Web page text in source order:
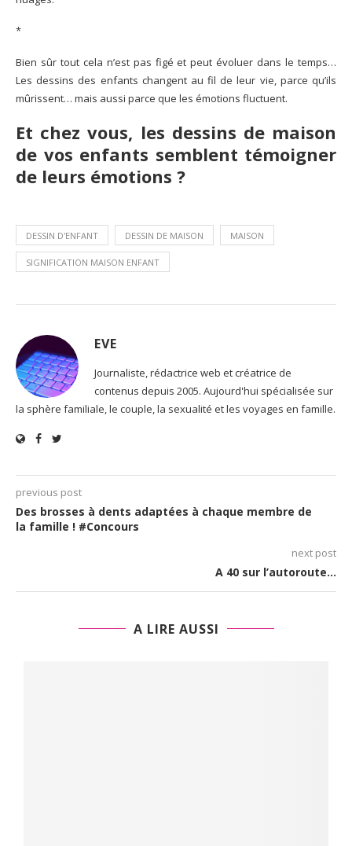
*
Bien sûr tout cela n’est pas figé et peut évoluer dans le temps…
Les dessins des enfants changent au fil de leur vie, parce qu’ils
mûrissent… mais aussi parce que les émotions fluctuent.
Et chez vous, les dessins de maison
de vos enfants semblent témoigner
de leurs émotions ?
DESSIN D'ENFANT DESSIN DE MAISON MAISON
SIGNIFICATION MAISON ENFANT
EVE
Journaliste, rédactrice web et créatrice de
contenus depuis 2005. Aujourd'hui spécialisée sur
la sphère familiale, le couple, la sexualité et les voyages en famille.
previous post
Des brosses à dents adaptées à chaque membre de
la famille ! #Concours
next post
A 40 sur l’autoroute…
A LIRE AUSSI